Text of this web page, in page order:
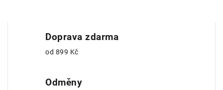
Doprava zdarma
od 899 Kč
Odměny